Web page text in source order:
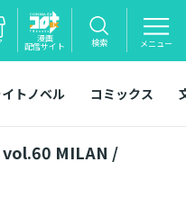
漫画
配信サイト 検索 メニュー
トノベル コミックス
vol.60 MILAN /